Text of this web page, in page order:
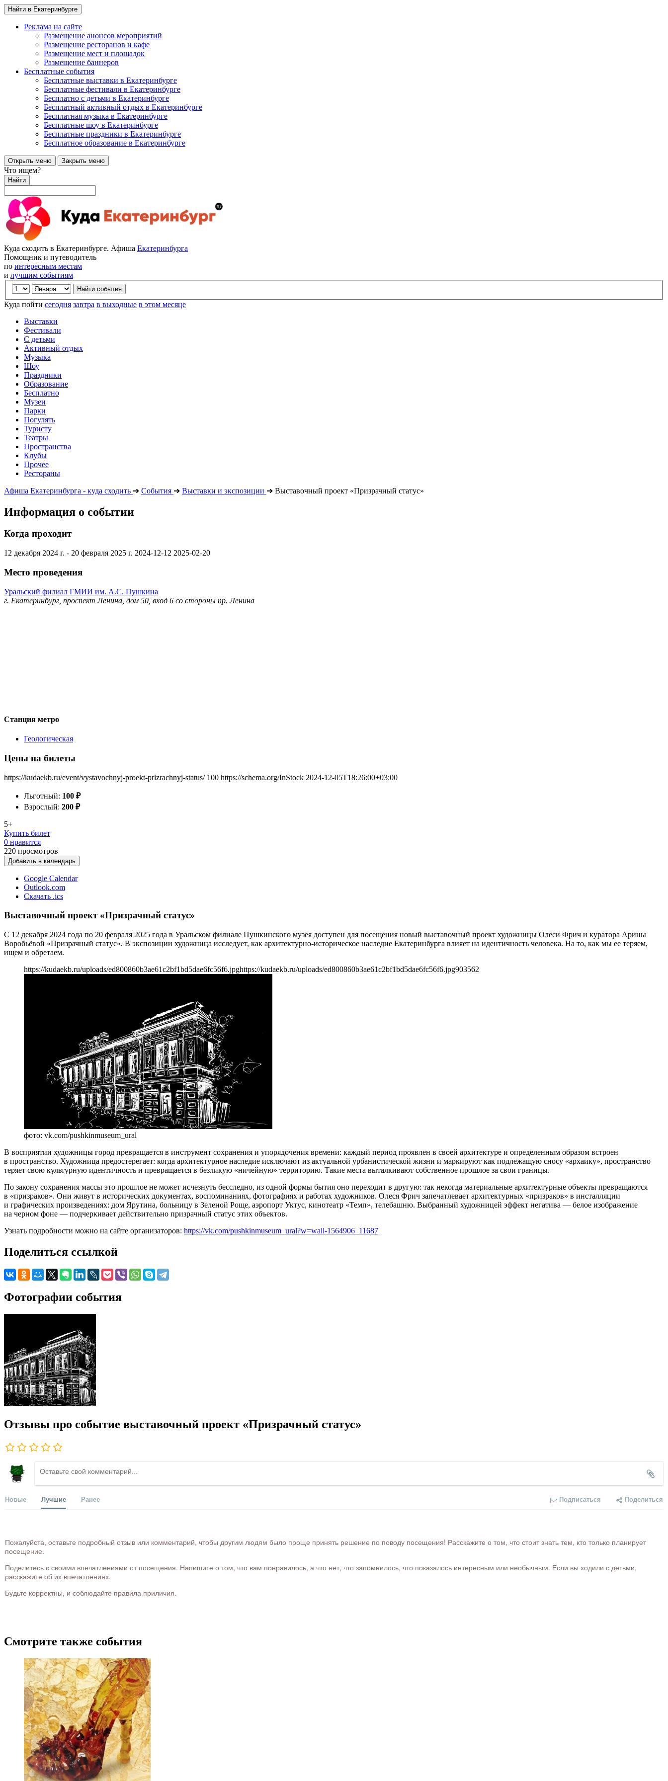
Найти в Екатеринбурге
Реклама на сайте
Размещение анонсов мероприятий
Размещение ресторанов и кафе
Размещение мест и площадок
Размещение баннеров
Бесплатные события
Бесплатные выставки в Екатеринбурге
Бесплатные фестивали в Екатеринбурге
Бесплатно с детьми в Екатеринбурге
Бесплатный активный отдых в Екатеринбурге
Бесплатная музыка в Екатеринбурге
Бесплатные шоу в Екатеринбурге
Бесплатные праздники в Екатеринбурге
Бесплатное образование в Екатеринбурге
Открыть меню Закрыть меню
Что ищем?
Найти
Куда сходить в Екатеринбурге. Афиша Екатеринбурга
Помощник и путеводитель
по интересным местам
и лучшим событиям
Куда пойти сегодня завтра в выходные в этом месяце
Выставки
Фестивали
С детьми
Активный отдых
Музыка
Шоу
Праздники
Образование
Бесплатно
Музеи
Парки
Погулять
Туристу
Театры
Пространства
Клубы
Прочее
Рестораны
Афиша Екатеринбурга - куда сходить ➔ События ➔ Выставки и экспозиции ➔ Выставочный проект «Призрачный статус»
Информация о событии
Когда проходит
12 декабря 2024 г. - 20 февраля 2025 г. 2024-12-12 2025-02-20
Место проведения
Уральский филиал ГМИИ им. А.С. Пушкина
г. Екатеринбург, проспект Ленина, дом 50, вход 6 со стороны пр. Ленина
Станция метро
Геологическая
Цены на билеты
https://kudaekb.ru/event/vystavochnyj-proekt-prizrachnyj-status/ 100 https://schema.org/InStock 2024-12-05T18:26:00+03:00
Льготный: 100 ₽
Взрослый: 200 ₽
5+
Купить билет
0 нравится
220 просмотров
Добавить в календарь
Google Calendar
Outlook.com
Скачать .ics
Выставочный проект «Призрачный статус»
С 12 декабря 2024 года по 20 февраля 2025 года в Уральском филиале Пушкинского музея доступен для посещения новый выставочный проект художницы Олеси Фрич и куратора Арины
Воробьёвой «Призрачный статус». В экспозиции художница исследует, как архитектурно-историческое наследие Екатеринбурга влияет на идентичность человека. На то, как мы ее теряем,
ищем и обретаем.
https://kudaekb.ru/uploads/ed800860b3ae61c2bf1bd5dae6fc56f6.jpghttps://kudaekb.ru/uploads/ed800860b3ae61c2bf1bd5dae6fc56f6.jpg903562
фото: vk.com/pushkinmuseum_ural
В восприятии художницы город превращается в инструмент сохранения и упорядочения времени: каждый период проявлен в своей архитектуре и определенным образом встроен
в пространство. Художница предостерегает: когда архитектурное наследие исключают из актуальной урбанистической жизни и маркируют как подлежащую сносу «архаику», пространство
теряет свою культурную идентичность и превращается в безликую «ничейную» территорию. Такие места выталкивают собственное прошлое за свои границы.
По закону сохранения массы это прошлое не может исчезнуть бесследно, из одной формы бытия оно переходит в другую: так некогда материальные архитектурные объекты превращаются
в «призраков». Они живут в исторических документах, воспоминаниях, фотографиях и работах художников. Олеся Фрич запечатлевает архитектурных «призраков» в инсталляции
и графических произведениях: дом Ярутина, больницу в Зеленой Роще, аэропорт Уктус, кинотеатр «Темп», телебашню. Выбранный художницей эффект негатива — белое изображение
на черном фоне — подчеркивает действительно призрачный статус этих объектов.
Узнать подробности можно на сайте организаторов: https://vk.com/pushkinmuseum_ural?w=wall-1564906_11687
Поделиться ссылкой
Фотографии события
Отзывы про событие выставочный проект «Призрачный статус»
Новые Лучшие Ранее Подписаться Поделиться
Пожалуйста, оставьте подробный отзыв или комментарий, чтобы другим людям было проще принять решение по поводу посещения! Расскажите о том, что стоит знать тем, кто только планирует
посещение.
Поделитесь с своими впечатлениями от посещения. Напишите о том, что вам понравилось, а что нет, что запомнилось, что показалось интересным или необычным. Если вы ходили с детьми,
расскажите об их впечатлениях.
Будьте корректны, и соблюдайте правила приличия.
Смотрите также события